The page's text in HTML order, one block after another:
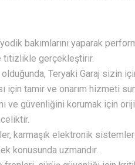
bakımlarını yaparak
titizlikle gerçekleştirir.
Teryaki Garaj sizin
tamir ve onarım hizmeti
ve güvenliğini korumak için
karmaşık elektronik
konusunda uzmandır.